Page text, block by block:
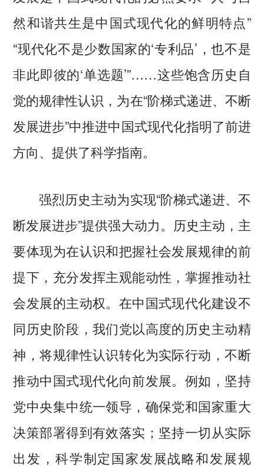
然和谐共生是中国式现代化的鲜明特点”
“现代化不是少数国家的‘专利品’，也不是
非此即彼的‘单选题’”……这些饱含历史自
觉的规律性认识，为在“阶梯式递进、不断
发展进步”中推进中国式现代化指明了前进
方向、提供了科学指南。
强烈历史主动为实现“阶梯式递进、不
断发展进步”提供强大动力。历史主动，主
要体现为在认识和把握社会发展规律的前
提下，充分发挥主观能动性，掌握推动社
会发展的主动权。在中国式现代化建设不
同历史阶段，我们党以高度的历史主动精
神，将规律性认识转化为实际行动，不断
推动中国式现代化向前发展。例如，坚持
党中央集中统一领导，确保党和国家重大
决策部署得到有效落实；坚持一切从实际
出发，科学制定国家发展战略和发展规